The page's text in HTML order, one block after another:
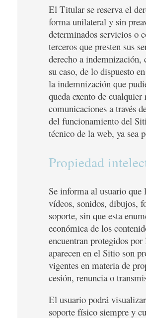
El Titular se reserva el
forma unilateral y sin
determinados servicios o
terceros que presten sus
derecho a
su caso, de lo dispuesto
la indemnización que
queda exento de
comunicaciones a través
del funcionamiento del
técnico de la web, ya sea
Propiedad
Se informa al usuario que
vídeos, sonidos, dibujos,
soporte, sin que esta
económica de los
encuentran protegidos
aparecen en el Sitio son
vigentes en materia de
cesión, renuncia o
El usuario podrá
soporte físico siempre y